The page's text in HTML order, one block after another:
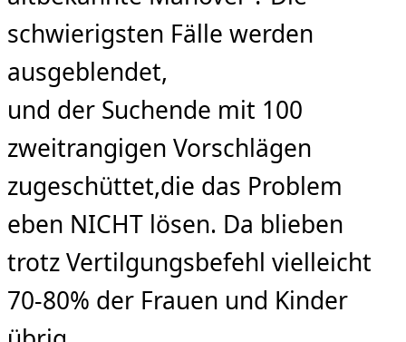
schwierigsten Fälle werden
ausgeblendet,
und der Suchende mit 100
zweitrangigen Vorschlägen
zugeschüttet,die das Problem
eben NICHT lösen. Da blieben
trotz Vertilgungsbefehl vielleicht
70-80% der Frauen und Kinder